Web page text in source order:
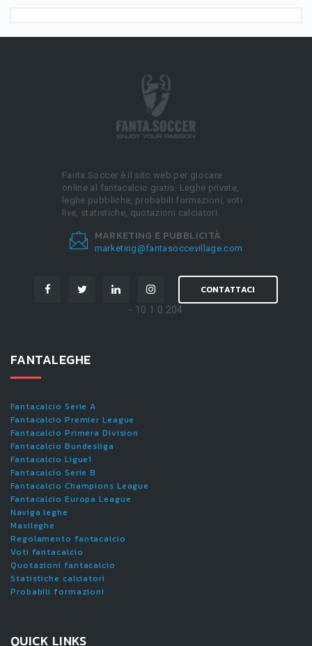
Fanta.Soccer è il sito web per giocare
online al fantacalcio gratis. Leghe private,
leghe pubbliche, probabili formazioni, voti
live, statistiche, quotazioni calciatori.
MARKETING E PUBBLICITÀ
marketing@fantasoccevillage.com
CONTATTACI
- 10.1.0.204
FANTALEGHE
Fantacalcio Serie A
Fantacalcio Premier League
Fantacalcio Primera Division
Fantacalcio Bundesliga
Fantacalcio Ligue1
Fantacalcio Serie B
Fantacalcio Champions League
Fantacalcio Europa League
Naviga leghe
Maxileghe
Regolamento fantacalcio
Voti fantacalcio
Quotazioni fantacalcio
Statistiche calciatori
Probabili formazioni
QUICK LINKS